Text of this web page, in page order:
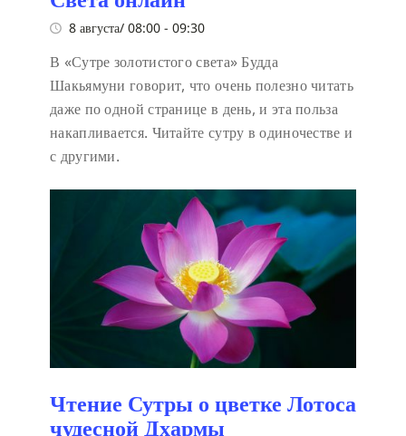
8 августа/ 08:00 - 09:30
В «Сутре золотистого света» Будда
Шакьямуни говорит, что очень полезно читать
даже по одной странице в день, и эта польза
накапливается. Читайте сутру в одиночестве и
с другими.
Чтение Сутры о цветке Лотоса
чудесной Дхармы